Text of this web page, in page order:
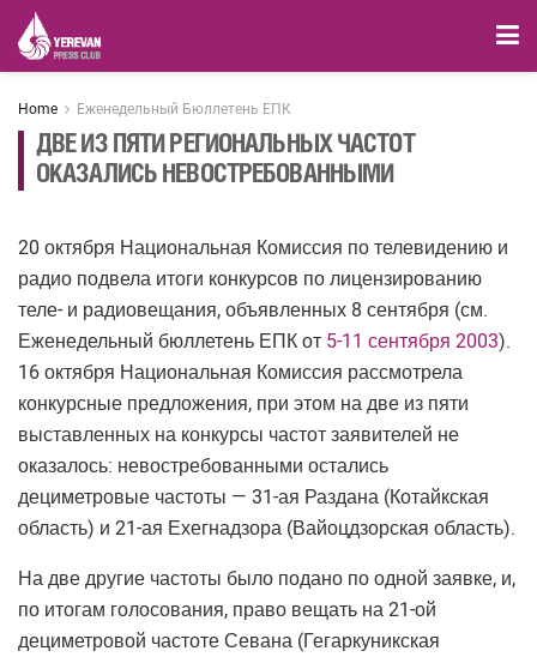
Home Еженедельный Бюллетень ЕПК
ДВЕ ИЗ ПЯТИ РЕГИОНАЛЬНЫХ ЧАСТОТ
ОКАЗАЛИСЬ НЕВОСТРЕБОВАННЫМИ
20 октября Национальная Комиссия по телевидению и
радио подвела итоги конкурсов по лицензированию
теле- и радиовещания, объявленных 8 сентября (см.
Еженедельный бюллетень ЕПК от 5-11 сентября 2003).
16 октября Национальная Комиссия рассмотрела
конкурсные предложения, при этом на две из пяти
выставленных на конкурсы частот заявителей не
оказалось: невостребованными остались
дециметровые частоты — 31-ая Раздана (Котайкская
область) и 21-ая Ехегнадзора (Вайоцдзорская область).
На две другие частоты было подано по одной заявке, и,
по итогам голосования, право вещать на 21-ой
дециметровой частоте Севана (Гегаркуникская